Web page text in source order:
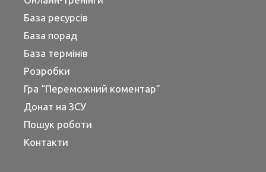
База ресурсів
База порад
База термінів
Розробки
Гра “Переможний коментар”
Донат на ЗСУ
Пошук роботи
Контакти